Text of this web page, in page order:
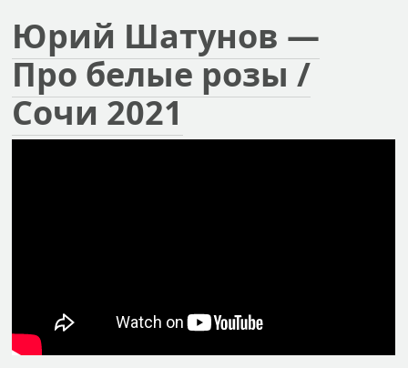
Юрий Шатунов —
Про белые розы /
Сочи 2021